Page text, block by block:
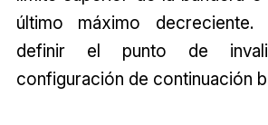
último máximo
definir el punto de
configuración de continuación